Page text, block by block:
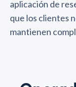
aplicación de
que los clientes
mantienen